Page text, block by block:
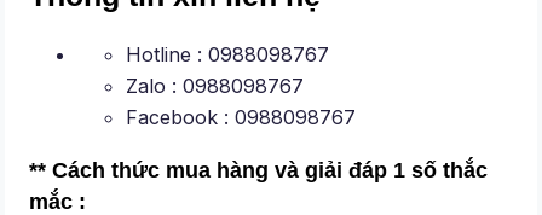
Hotline : 0988098767
Zalo : 0988098767
Facebook : 0988098767
** Cách thức mua hàng và giải đáp 1 số thắc
mắc :